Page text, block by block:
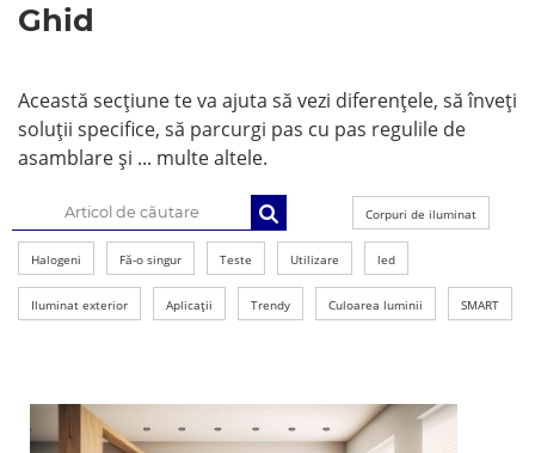
Ghid
Această secțiune te va ajuta să vezi diferențele, să înveți
soluții specifice, să parcurgi pas cu pas regulile de
asamblare și ... multe altele.
Corpuri de iluminat
Halogeni Fă-o singur Teste Utilizare led
Iluminat exterior Aplicații Trendy Culoarea luminii SMART